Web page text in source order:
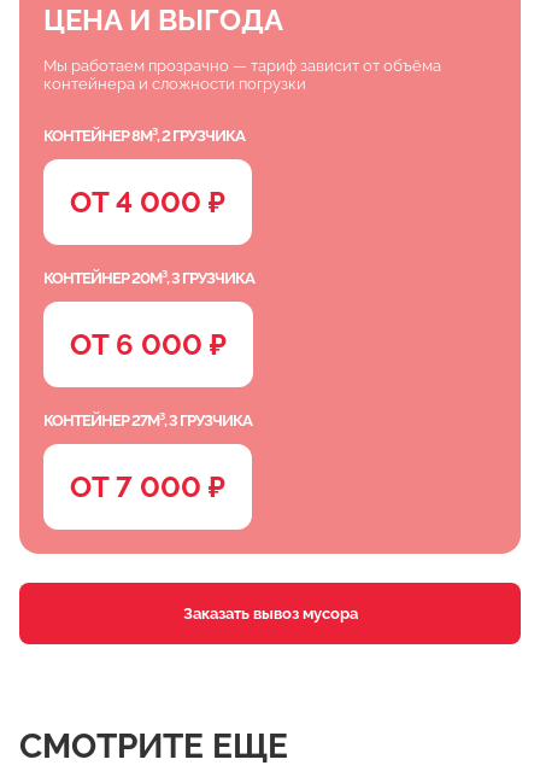
ЦЕНА И ВЫГОДА
Мы работаем прозрачно — тариф зависит от объёма
контейнера и сложности погрузки
КОНТЕЙНЕР 8М³, 2 ГРУЗЧИКА
ОТ 4 000 ₽
КОНТЕЙНЕР 20М³, 3 ГРУЗЧИКА
ОТ 6 000 ₽
КОНТЕЙНЕР 27М³, 3 ГРУЗЧИКА
ОТ 7 000 ₽
Заказать вывоз мусора
СМОТРИТЕ ЕЩЕ